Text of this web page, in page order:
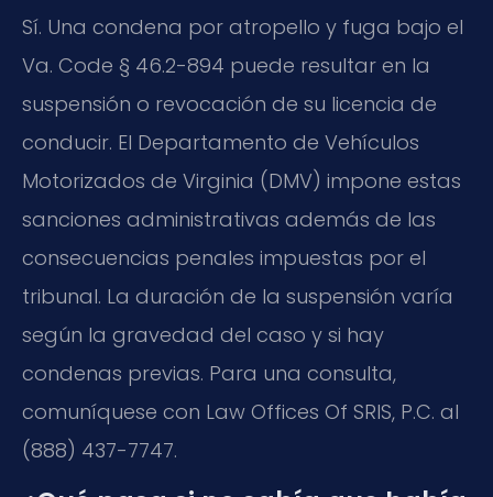
Sí. Una condena por atropello y fuga bajo el
Va. Code § 46.2-894 puede resultar en la
suspensión o revocación de su licencia de
conducir. El Departamento de Vehículos
Motorizados de Virginia (DMV) impone estas
sanciones administrativas además de las
consecuencias penales impuestas por el
tribunal. La duración de la suspensión varía
según la gravedad del caso y si hay
condenas previas. Para una consulta,
comuníquese con Law Offices Of SRIS, P.C. al
(888) 437-7747.